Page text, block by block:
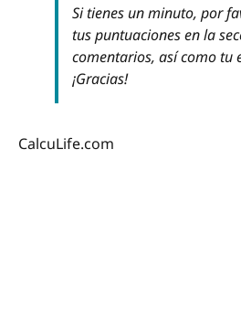
Si tienes un minuto, por
tus puntuaciones en la
comentarios, así como tu
¡Gracias!
CalcuLife.com